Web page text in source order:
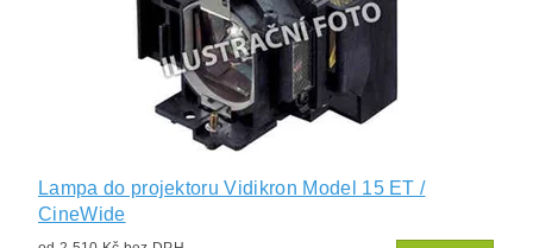
Lampa do projektoru Vidikron Model 15 ET /
CineWide